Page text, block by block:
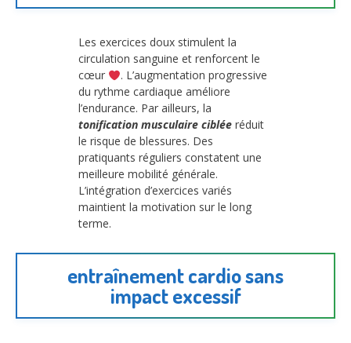
Les exercices doux stimulent la
circulation sanguine et renforcent le
cœur
. L’augmentation progressive
du rythme cardiaque améliore
l’endurance. Par ailleurs, la
tonification musculaire ciblée réduit
le risque de blessures. Des
pratiquants réguliers constatent une
meilleure mobilité générale.
L’intégration d’exercices variés
maintient la motivation sur le long
terme.
entraînement cardio sans
impact excessif